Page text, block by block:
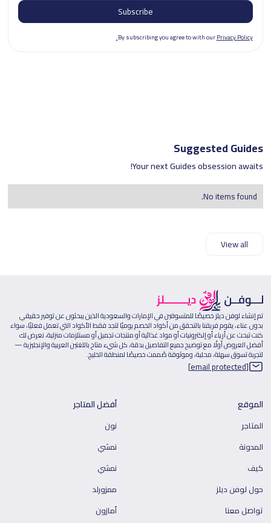
By subscribing you agree to with ourPrivacy Policy.
Suggested Guides
Your next Guides obsession awaits!
No items found.
View all
تم إنشاء لوفن ديلز خصيصًا للمتسوقين في الإمارات والسعودية الذين يبحثون عن توفير حقيقي
بدون عناء، يقوم فريقنا بالتحقق من أكواد الخصم يوميًا لتجد فقط الأكواد التي تعمل فعليًا، سواء
كنت تبحث عن أزياء أو إلكترونيات أو مواد غذائية أو منتجات تجميل أو مستلزمات منزلية، نعرض لك
أفضل العروض أولًا مع توضيح جميع التفاصيل بدقة، كل شيء متاح باللغتين العربية والإنجليزية —
لتجربة تسوق سهلة، محلية، وموثوقة صُممت خصيصًا لمنطقة الخليج.
[email protected]
الموقع
المتاجر
المدونة
كيف
حول لوفن ديلز
تواصل معنا
أفضل المتاجر
نون
نمشي
نمشي
ممزورلد
أمازون